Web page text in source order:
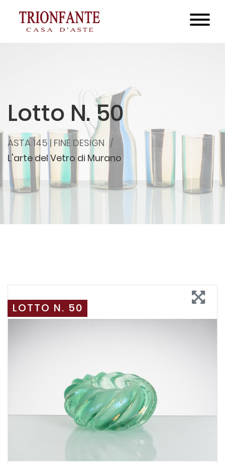
Lotto N. 50
ASTA 145 | FINE DESIGN
L'arte del Vetro di Murano
LOTTO N. 50